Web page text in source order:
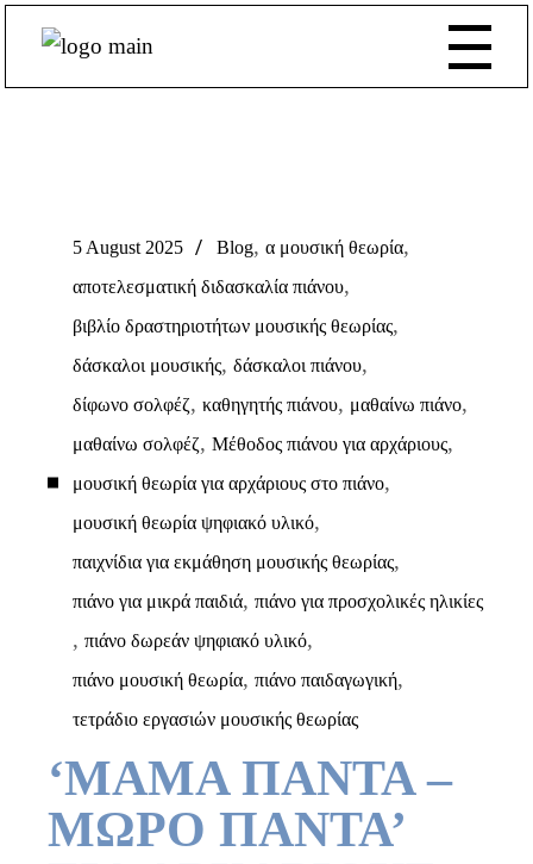
5 August 2025 Blog,α μουσική θεωρία,
αποτελεσματική διδασκαλία πιάνου,
βιβλίο δραστηριοτήτων μουσικής θεωρίας,
δάσκαλοι μουσικής,δάσκαλοι πιάνου,
δίφωνο σολφέζ,καθηγητής πιάνου, μαθαίνω πιάνο,
μαθαίνω σολφέζ,Μέθοδος πιάνου για αρχάριους,
μουσική θεωρία για αρχάριους στο πιάνο,
μουσική θεωρία ψηφιακό υλικό,
παιχνίδια για εκμάθηση μουσικής θεωρίας,
πιάνο για μικρά παιδιά,πιάνο για προσχολικές ηλικίες
,πιάνο δωρεάν ψηφιακό υλικό,
πιάνο μουσική θεωρία,πιάνο παιδαγωγική,
τετράδιο εργασιών μουσικής θεωρίας
‘ΜΑΜΑ ΠΑΝΤΑ –
ΜΩΡΟ ΠΑΝΤΑ’